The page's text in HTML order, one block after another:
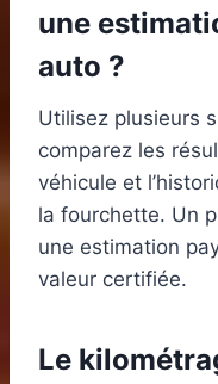
une
auto ?
Utilisez plusieurs
comparez les
véhicule et
la fourchette. Un
une estimation
valeur certifiée.
Le